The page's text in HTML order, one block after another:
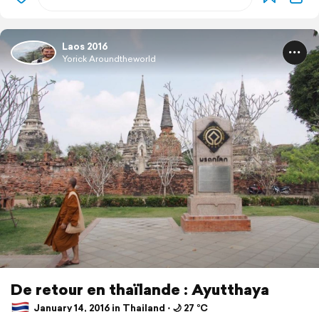
Laos 2016
Yorick Aroundtheworld
De retour en thaïlande : Ayutthaya
January 14, 2016 in Thailand ⋅ 🌙 27 °C